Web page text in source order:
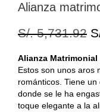
Alianza
S/.5,731.92
Alianza Matrimonial
Estos son unos aros
románticos. Tiene
donde se le ha
toque elegante a la